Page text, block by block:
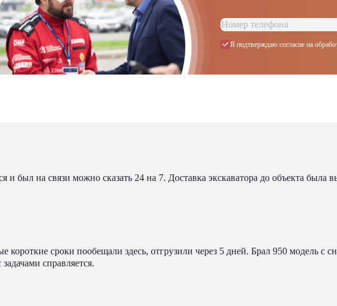
Я подтверждаю согласие на
и был на связи можно сказать 24 на 7. Доставка экскаватора до объекта была
сроки пообещали здесь, отгрузили через 5 дней. Брал 950 модель с
справляется.